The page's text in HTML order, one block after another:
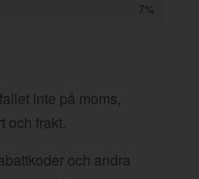
7%
inte på moms,
och frakt.
och andra